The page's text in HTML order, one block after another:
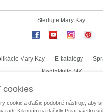
Sledujte Mary Kay:
Mary Kay E-katalógy
Kontaktujte MK
Lokalizátor nezávislých
cookies
cookie a ďalšie podobné nástroje, aby
radi. Kliknutím na tlačidlo Prijať všetko